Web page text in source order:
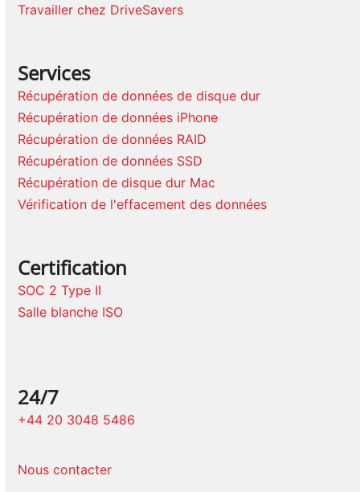
Travailler chez DriveSavers
Services
Récupération de données de disque dur
Récupération de données iPhone
Récupération de données RAID
Récupération de données SSD
Récupération de disque dur Mac
Vérification de l'effacement des données
Certification
SOC 2 Type II
Salle blanche ISO
24/7
+44 20 3048 5486
Nous contacter